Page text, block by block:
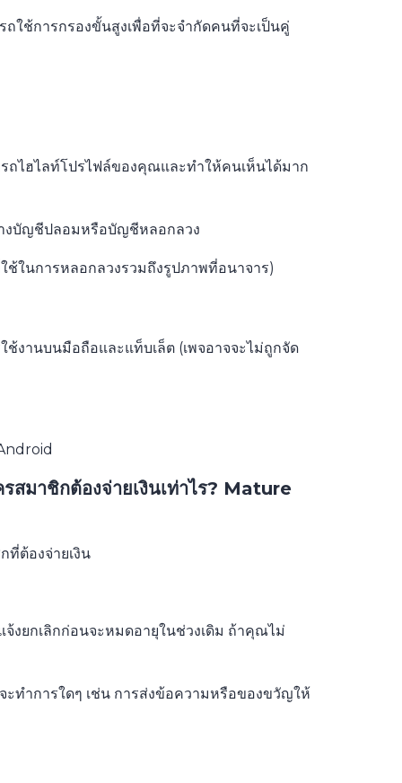
ช้การกรองขั้นสูงเพื่อที่จะจำกัดคนที่จะเป็นคู่
ถไฮไลท์โปรไฟล์ของคุณและทำให้คนเห็นได้มาก
างบัญชีปลอมหรือบัญชีหลอกลวง
ช้ในการหลอกลวงรวมถึงรูปภาพที่อนาจาร)
งานบนมือถือและแท็บเล็ต (เพจอาจจะไม่ถูกจัด
สมาชิกต้องจ่ายเงินเท่าไร? Mature
ต้องจ่ายเงิน
งยกเลิกก่อนจะหมดอายุในช่วงเดิม ถ้าคุณไม่
ทำการใดๆ เช่น การส่งข้อความหรือของขวัญให้